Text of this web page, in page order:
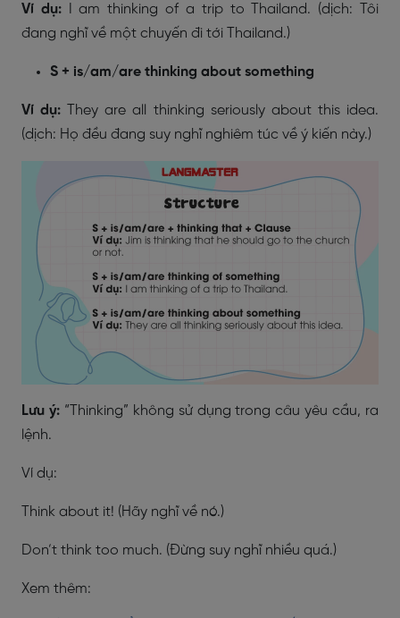
Ví dụ:
I am thinking of a trip to Thailand. (dịch: Tôi
đang nghĩ về một chuyến đi tới Thailand.)
S + is/am/are thinking about something
Ví dụ: They are all thinking seriously about this idea.
(dịch: Họ đều đang suy nghĩ nghiêm túc về ý kiến này.)
Lưu ý: “Thinking” không sử dụng trong câu yêu cầu, ra
lệnh.
Ví dụ:
Think about it! (Hãy nghĩ về nó.)
Don’t think too much. (Đừng suy nghĩ nhiều quá.)
Xem thêm: